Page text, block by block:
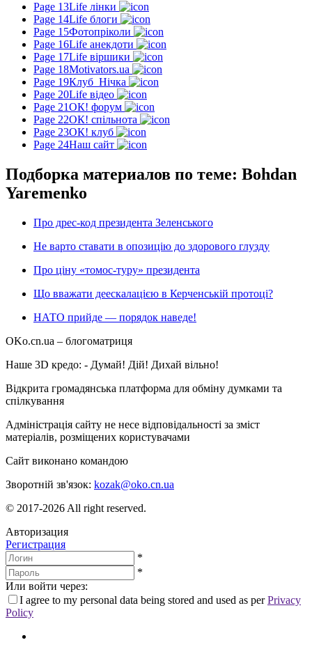
Page 13Life лінки
Page 14Life блоги
Page 15Фотопріколи
Page 16Life анекдоти
Page 17Life віршики
Page 18Motivators.ua
Page 19Клуб_Нічка
Page 20Life відео
Page 21ОК! форум
Page 22ОК! спільнота
Page 23ОК! клуб
Page 24Наш сайт
Подборка материалов по теме: Bohdan
Yaremenko
Про дрес-код президента Зеленського
Не варто ставати в опозицію до здорового глузду
Про ціну «томос-туру» президента
Що вважати деескалацією в Керченській протоці?
НАТО прийде — порядок наведе!
OKo.cn.ua – блогоматриця
Наше 3D кредо: - Думай! Дій! Дихай вільно!
Відкрита громадянська платформа для обміну думками та
спілкування
Адміністрація сайту не несе відповідальності за зміст
матеріалів, розміщених користувачами
Сайт виконано командою
Зворотній зв'язок: kozak@oko.cn.ua
© 2017-2026 All right reserved.
Авторизация
Регистрация
*
*
Или войти через:
I agree to my personal data being stored and used as perPrivacy
Policy